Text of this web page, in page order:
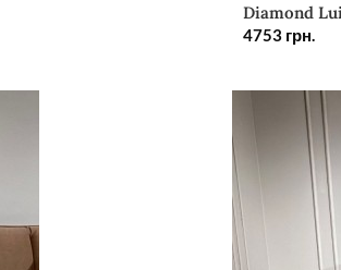
Diamond
4753 грн.